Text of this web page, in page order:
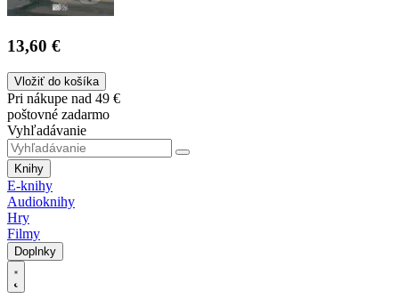
13,60 €
Vložiť do košíka
Pri nákupe nad 49 €
poštovné zadarmo
Vyhľadávanie
Knihy
E-knihy
Audioknihy
Hry
Filmy
Doplnky